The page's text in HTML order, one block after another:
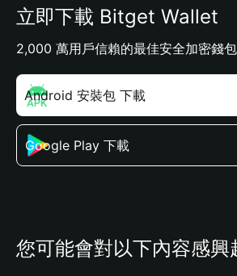
立即下載 Bitget Wallet
2,000 萬用戶信賴的最佳安全加密錢包
Android 安裝包 下載
Google Play 下載
您可能會對以下內容感興